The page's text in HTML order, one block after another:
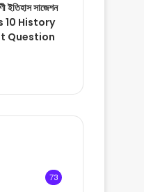
ইতিহাস সাজেশন
10 History
Question
73